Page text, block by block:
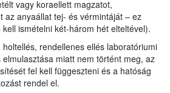
vagy koraellett magzatot,
az anyaállat tej- és vérmintáját – ez
ismételni két-három hét elteltével).
rendellenes ellés laboratóriumi
miatt nem történt meg, az
fel kell függeszteni és a hatóság
rendel el.